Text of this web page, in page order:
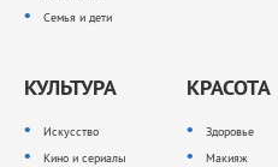
Семья и дети
КУЛЬТУРА
Искусство
Кино и сериалы
КРАСОТА
Здоровье
Макияж